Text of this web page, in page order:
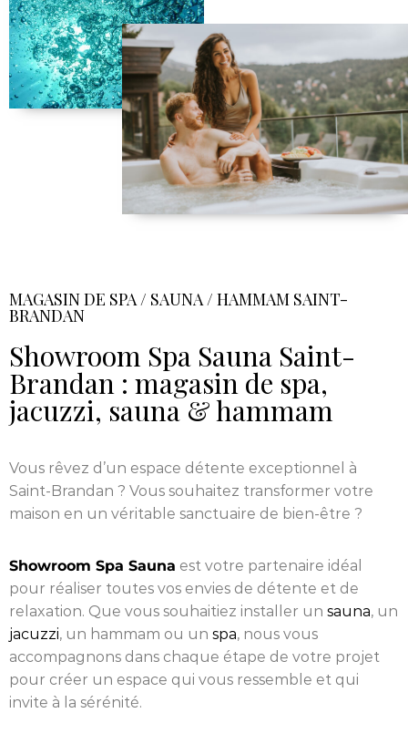
MAGASIN DE SPA / SAUNA / HAMMAM SAINT-
BRANDAN
Showroom Spa Sauna Saint-
Brandan : magasin de spa,
jacuzzi, sauna & hammam
Vous rêvez d’un espace détente exceptionnel à
Saint-Brandan ? Vous souhaitez transformer votre
maison en un véritable sanctuaire de bien-être ?
Showroom Spa Sauna est votre partenaire idéal
pour réaliser toutes vos envies de détente et de
relaxation. Que vous souhaitiez installer un sauna, un
jacuzzi, un hammam ou un spa, nous vous
accompagnons dans chaque étape de votre projet
pour créer un espace qui vous ressemble et qui
invite à la sérénité.